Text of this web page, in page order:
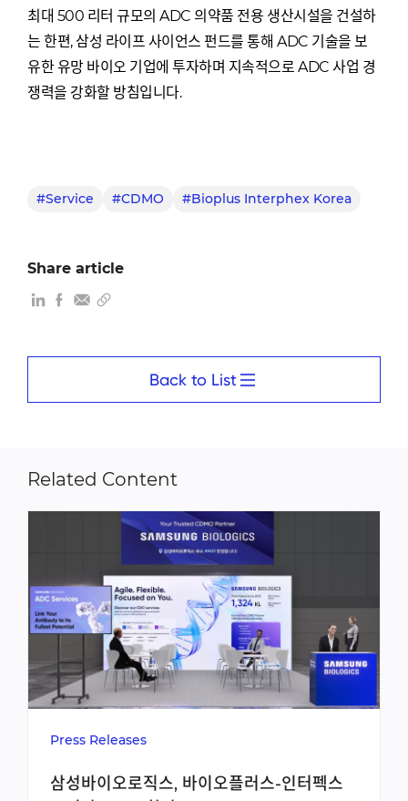
최대 500 리터 규모의 ADC 의약품 전용 생산시설을 건설하
는 한편, 삼성 라이프 사이언스 펀드를 통해 ADC 기술을 보
유한 유망 바이오 기업에 투자하며 지속적으로 ADC 사업 경
쟁력을 강화할 방침입니다.
#Service #CDMO #Bioplus Interphex Korea
Share article
Back to List
Related Content
Press Releases
삼성바이오로직스, 바이오플러스-인터펙스